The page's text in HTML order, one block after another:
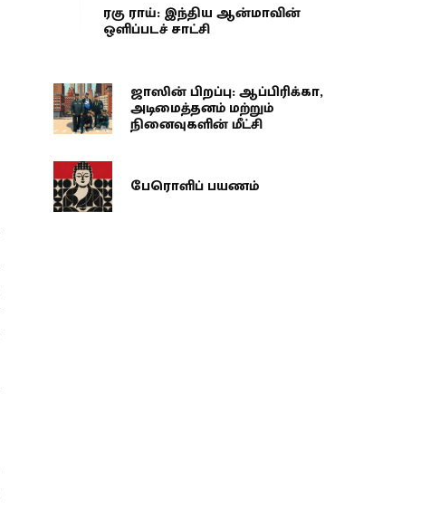
ரகு ராய்: இந்திய ஆன்மாவின்
ஒளிப்படச் சாட்சி
ஜாஸின் பிறப்பு: ஆப்பிரிக்கா,
அடிமைத்தனம் மற்றும்
நினைவுகளின் மீட்சி
பேரொளிப் பயணம்